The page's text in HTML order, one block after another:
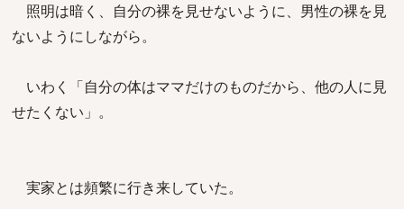
照明は暗く、自分の裸を見せないように、男性の裸を見
ないようにしながら。
いわく「自分の体はママだけのものだから、他の人に見
せたくない」。
実家とは頻繁に行き来していた。